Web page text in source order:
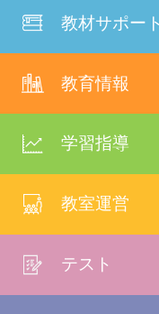
教材サポート
教育情報
学習指導
教室運営
テスト